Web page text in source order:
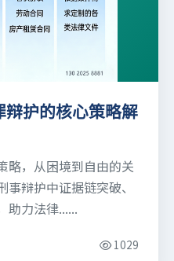
辩护的核心策略解
略，从困境到自由的关
辩护中证据链突破、
助力法律......
1029